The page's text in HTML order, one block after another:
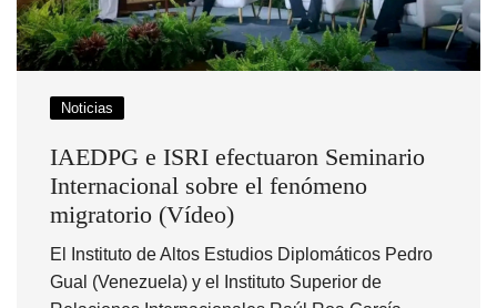
Noticias
IAEDPG e ISRI efectuaron Seminario
Internacional sobre el fenómeno
migratorio (Vídeo)
El Instituto de Altos Estudios Diplomáticos Pedro
Gual (Venezuela) y el Instituto Superior de